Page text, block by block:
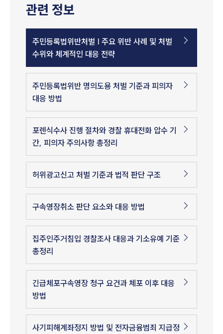
관련 정보
주민등록법위반처벌 | 주요 위반 사례 및 처벌
수위와 체계적인 대응 전략
주민등록법위반 명의도용 처벌 기준과 피의자
대응 방법
포렌식수사 진행 절차와 경찰 휴대전화 압수 기
간, 피의자 주의사항 총정리
허위광고신고 처벌 기준과 법적 판단 구조
구속영장취소 판단 요소와 대응 방법
집주인주거침입 경찰조사 대응과 기소유예 기준
총정리
긴급체포구속영장 청구 요건과 체포 이후 대응
방법
사기피해계좌정지 방법 및 전자금융범죄 지급정